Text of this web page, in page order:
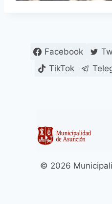
Facebook
TikTok
© 2026